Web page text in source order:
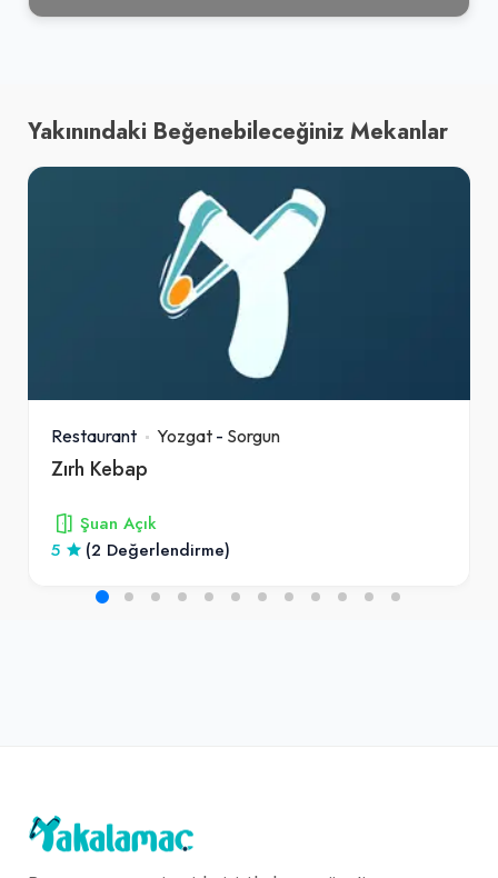
Yakınındaki Beğenebileceğiniz Mekanlar
Restaurant Yozgat - Sorgun
Zırh Kebap
Şuan Açık
5
(2 Değerlendirme)